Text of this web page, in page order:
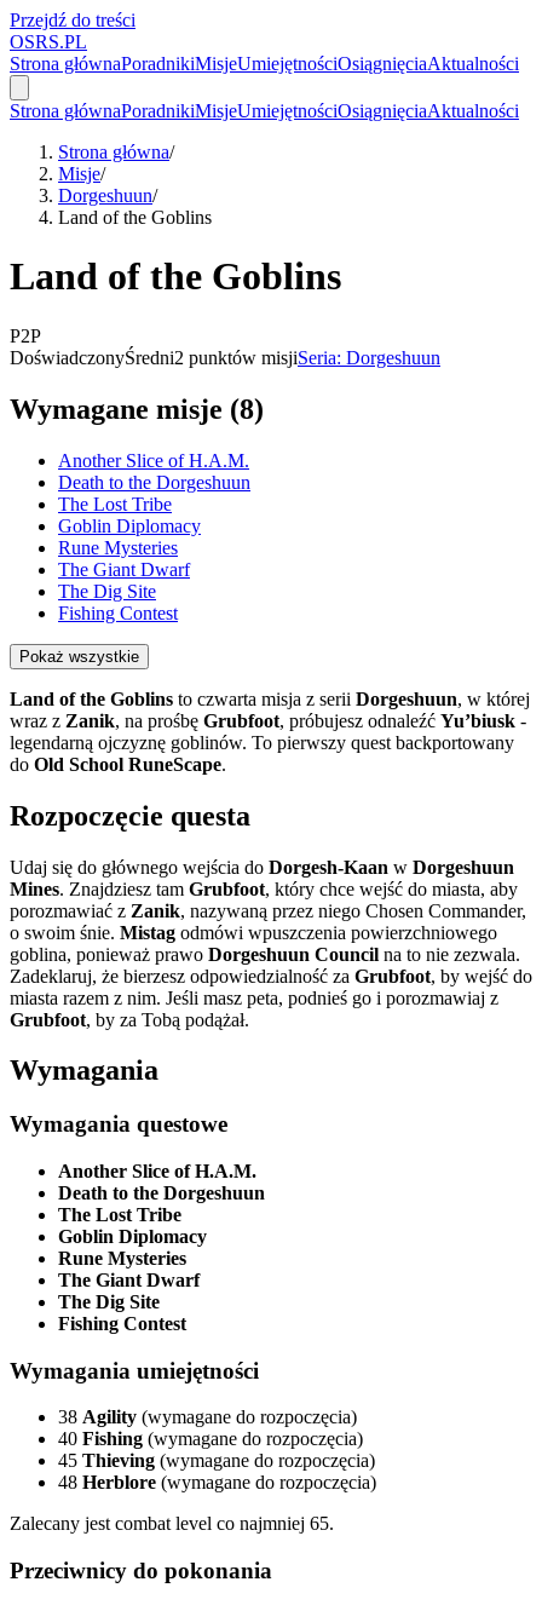
Przejdź do treści
OSRS.PL
Strona głównaPoradnikiMisjeUmiejętnościOsiągnięciaAktualności
Strona głównaPoradnikiMisjeUmiejętnościOsiągnięciaAktualności
Strona główna/
Misje/
Dorgeshuun/
Land of the Goblins
Land of the Goblins
P2P
DoświadczonyŚredni2 punktów misjiSeria: Dorgeshuun
Wymagane misje (8)
Another Slice of H.A.M.
Death to the Dorgeshuun
The Lost Tribe
Goblin Diplomacy
Rune Mysteries
The Giant Dwarf
The Dig Site
Fishing Contest
Pokaż wszystkie
Land of the Goblins to czwarta misja z serii Dorgeshuun, w której
wraz z Zanik, na prośbę Grubfoot, próbujesz odnaleźć Yu’biusk -
legendarną ojczyznę goblinów. To pierwszy quest backportowany
do Old School RuneScape.
Rozpoczęcie questa
Udaj się do głównego wejścia do Dorgesh-Kaan w Dorgeshuun
Mines. Znajdziesz tam Grubfoot, który chce wejść do miasta, aby
porozmawiać z Zanik, nazywaną przez niego Chosen Commander,
o swoim śnie. Mistag odmówi wpuszczenia powierzchniowego
goblina, ponieważ prawo Dorgeshuun Council na to nie zezwala.
Zadeklaruj, że bierzesz odpowiedzialność za Grubfoot, by wejść do
miasta razem z nim. Jeśli masz peta, podnieś go i porozmawiaj z
Grubfoot, by za Tobą podążał.
Wymagania
Wymagania questowe
Another Slice of H.A.M.
Death to the Dorgeshuun
The Lost Tribe
Goblin Diplomacy
Rune Mysteries
The Giant Dwarf
The Dig Site
Fishing Contest
Wymagania umiejętności
38 Agility (wymagane do rozpoczęcia)
40 Fishing (wymagane do rozpoczęcia)
45 Thieving (wymagane do rozpoczęcia)
48 Herblore (wymagane do rozpoczęcia)
Zalecany jest combat level co najmniej 65.
Przeciwnicy do pokonania